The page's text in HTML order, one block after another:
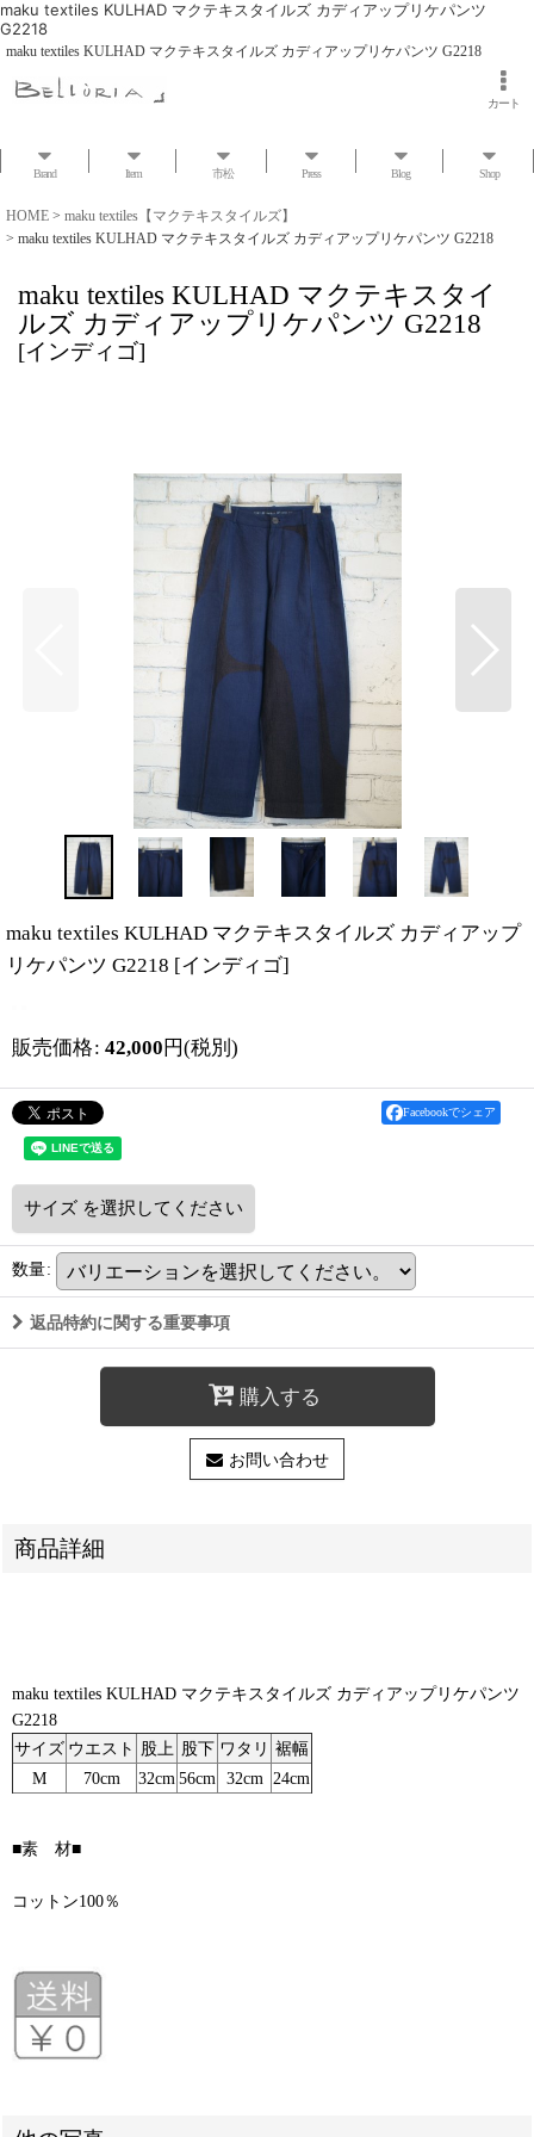
maku textiles KULHAD マクテキスタイルズ カディアップリケパンツ
G2218
maku textiles KULHAD マクテキスタイルズ カディアップリケパンツ G2218
カート
Brand Item 市松 Press Blog Shop
HOME > maku textiles【マクテキスタイルズ】
> maku textiles KULHAD マクテキスタイルズ カディアップリケパンツ G2218
maku textiles KULHAD マクテキスタイ
ルズ カディアップリケパンツ G2218
[インディゴ]
maku textiles KULHAD マクテキスタイルズ カディアップ
リケパンツ G2218 [インディゴ]
販売価格: 42,000 円(税別)
Facebookでシェア
サイズ を選択してください
数量:
返品特約に関する重要事項
購入する
お問い合わせ
商品詳細
maku textiles KULHAD マクテキスタイルズ カディアップリケパンツ
G2218
サイズ ウエスト 股上 股下 ワタリ 裾幅
M
70cm 32cm 56cm 32cm 24cm
■素 材■
コットン100％